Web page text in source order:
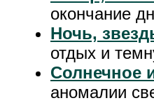
окончание
Ночь,
отдых и
Солнечное
аномалии